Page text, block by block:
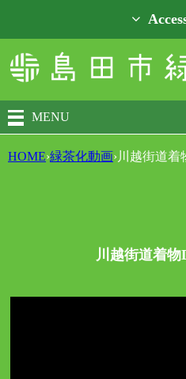
MENU
HOME›緑茶化動画›川越街道着
川越街道着物